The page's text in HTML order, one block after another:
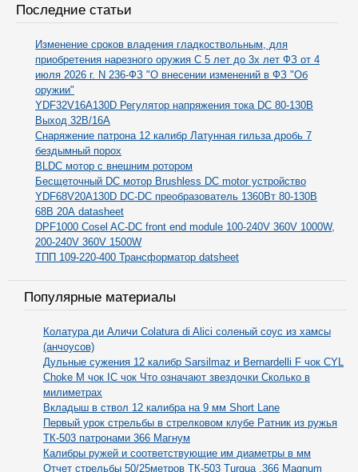
Последние статьи
Изменение сроков владения гладкоствольным, для
приобретения нарезного оружия С 5 лет до 3х лет ФЗ от 4
июля 2026 г. N 236-ФЗ "О внесении изменений в ФЗ "Об
оружии"
YDF32V16A130D Регулятор напряжения тока DC 80-130В
Выход 32В/16А
Снаряжение патрона 12 калибр Латунная гильза дробь 7
бездымный порох
BLDC мотор с внешним ротором
Бесщеточный DC мотор Brushless DC motor устройство
YDF68V20A130D DC-DC преобразователь 1360Вт 80-130В
68В 20А datasheet
DPF1000 Cosel AC-DC front end module 100-240V 360V 1000W,
200-240V 360V 1500W
ТПП 109-220-400 Трансформатор datsheet
Популярные материалы
Колатура ди Аличи Colatura di Alici соленый соус из хамсы
(анчоусов)
Дульные сужения 12 калибр Sarsilmaz и Bernardelli F чок CYL
Choke M чок IC чок Что означают звездочки Сколько в
милиметрах
Вкладыш в ствол 12 калибра на 9 мм Short Lane
Первый урок стрельбы в стрелковом клубе Ратник из ружья
ТК-503 патронами 366 Магнум
Калибры ружей и соответствующие им диаметры в мм
Отчет стрельбы 50/25метров ТК-503 Turqua .366 Magnum